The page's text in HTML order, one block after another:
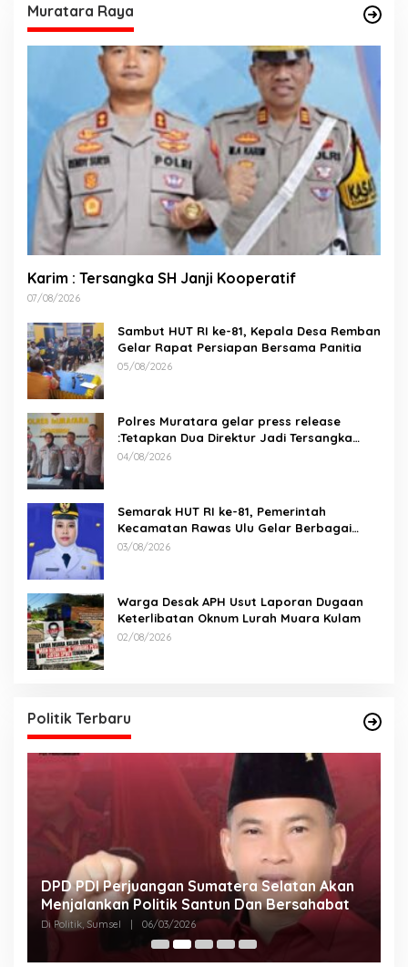
Muratara Raya
Karim : Tersangka SH Janji Kooperatif
07/08/2026
Sambut HUT RI ke-81, Kepala Desa Remban
Gelar Rapat Persiapan Bersama Panitia
05/08/2026
Polres Muratara gelar press release
:Tetapkan Dua Direktur Jadi Tersangka
Kecelakaan Maut antara Bus ALS dan
04/08/2026
Semarak HUT RI ke-81, Pemerintah
Kecamatan Rawas Ulu Gelar Berbagai
Lomba
03/08/2026
Warga Desak APH Usut Laporan Dugaan
Keterlibatan Oknum Lurah Muara Kulam
02/08/2026
Politik Terbaru
DPD PDI Perjuangan Sumatera Selatan Akan
Menjalankan Politik Santun Dan Bersahabat
Di Politik, Sumsel 06/03/2026